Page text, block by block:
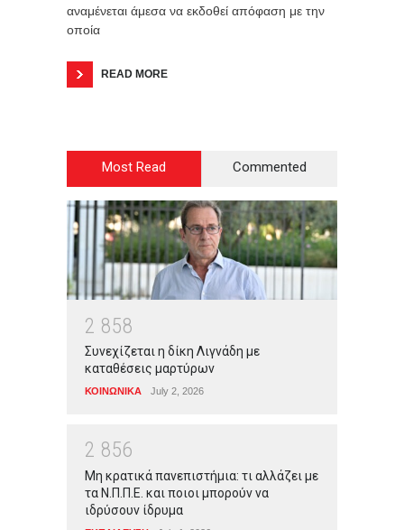
αναμένεται άμεσα να εκδοθεί απόφαση με την
οποία
READ MORE
Most Read Commented
2 858
Συνεχίζεται η δίκη Λιγνάδη με
καταθέσεις μαρτύρων
ΚΟΙΝΩΝΙΚΑ July 2, 2026
2 856
Μη κρατικά πανεπιστήμια: τι αλλάζει με
τα Ν.Π.Π.Ε. και ποιοι μπορούν να
ιδρύσουν ίδρυμα